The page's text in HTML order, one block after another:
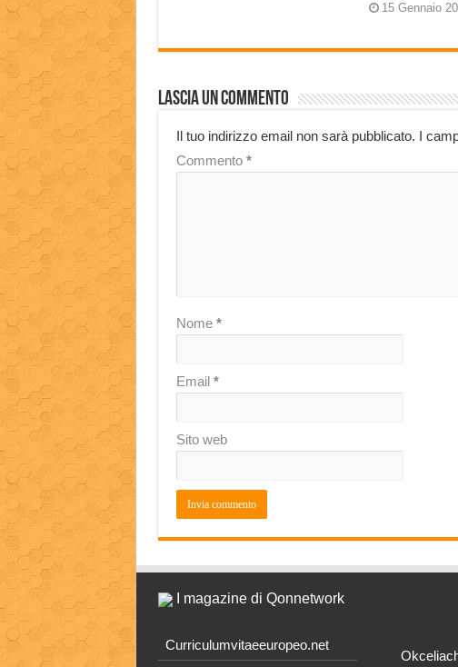
15 Gennaio
Lascia un commento
Il tuo indirizzo email non sarà pubblicato. I
Commento *
Nome *
Email *
Sito web
I magazine di Qonnetwork
Curriculumvitaeeuropeo.net